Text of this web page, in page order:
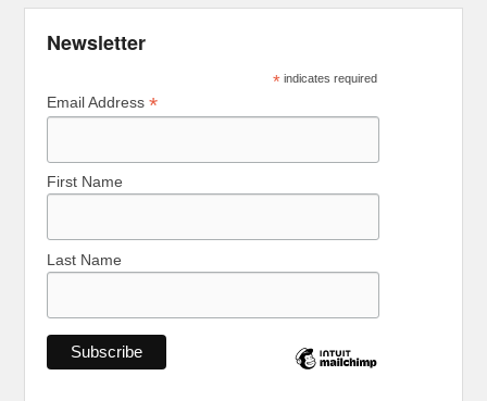
Newsletter
*indicates required
Email Address*
First Name
Last Name